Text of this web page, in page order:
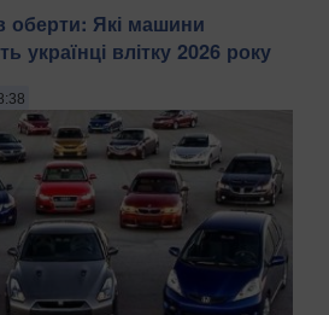
оберти: Які машини
українці влітку 2026 року